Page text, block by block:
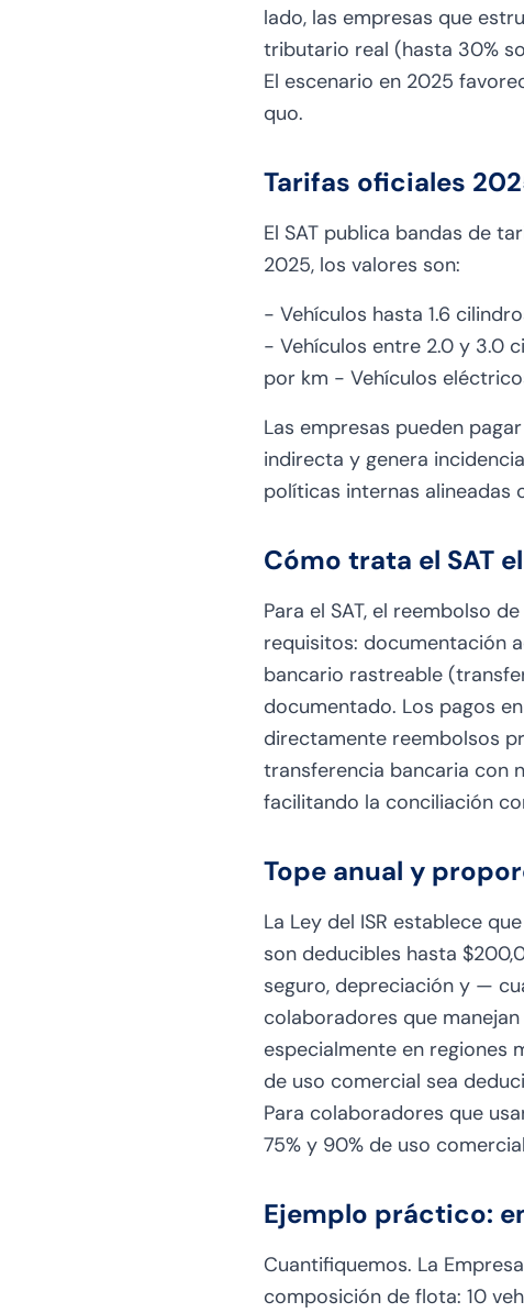
lado, las empresas que
tributario real (hasta 30%
El escenario en 2025
quo.
Tarifas oficiales
El SAT publica bandas de
2025, los valores son:
- Vehículos hasta 1.6
- Vehículos entre 2.0 y 3.0
por km - Vehículos
Las empresas pueden
indirecta y genera
políticas internas alineadas
Cómo trata el SAT
Para el SAT, el reembolso
requisitos: documentación
bancario rastreable
documentado. Los pagos
directamente reembolsos
transferencia bancaria con
facilitando la conciliación
Tope anual y
La Ley del ISR establece
son deducibles hasta
seguro, depreciación y —
colaboradores que
especialmente en regiones
de uso comercial sea
Para colaboradores que
75% y 90% de uso
Ejemplo práctico:
Cuantifiquemos. La
composición de flota: 10